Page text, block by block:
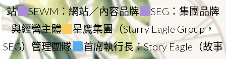
站
SEWM：網站／內容品牌
SEG：集團品牌
與經營主體
星鷹集團（Starry Eagle Group，
SEG）管理團隊
首席執行長：Story Eagle（故事